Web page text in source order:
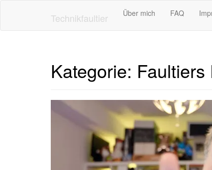
Technikfaultier Über mich FAQ
Kategorie: Faultiers